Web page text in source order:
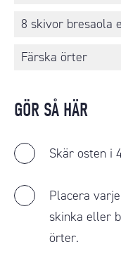
8 skivor bresaola
Färska örter
GÖR SÅ HÄR
Skär osten i
Placera
skinka eller
örter.